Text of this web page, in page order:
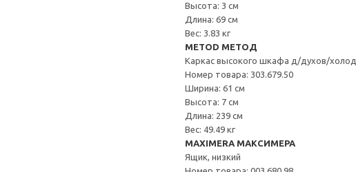
Высота: 3 см
Длина: 69 см
Вес: 3.83 кг
METOD МЕТОД
Каркас высокого шкафа д/духов/холод
Номер товара: 303.679.50
Ширина: 61 см
Высота: 7 см
Длина: 239 см
Вес: 49.49 кг
MAXIMERA МАКСИМЕРА
Ящик, низкий